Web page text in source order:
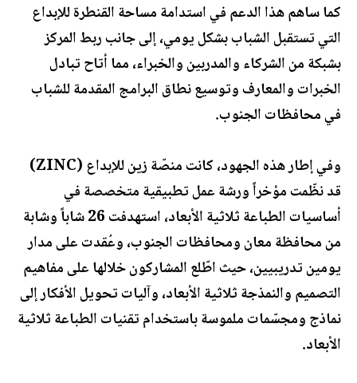
كما ساهم هذا الدعم في استدامة مساحة القنطرة للإبداع
التي تستقبل الشباب بشكل يومي، إلى جانب ربط المركز
بشبكة من الشركاء والمدربين والخبراء، مما أتاح تبادل
الخبرات والمعارف وتوسيع نطاق البرامج المقدمة للشباب
في محافظات الجنوب.
وفي إطار هذه الجهود، كانت منصّة زين للإبداع (ZINC)
قد نظّمت مؤخراً ورشة عمل تطبيقية متخصصة في
أساسيات الطباعة ثلاثية الأبعاد، استهدفت 26 شاباً وشابة
من محافظة معان ومحافظات الجنوب، وعُقدت على مدار
يومين تدريبيين، حيث اطّلع المشاركون خلالها على مفاهيم
التصميم والنمذجة ثلاثية الأبعاد، وآليات تحويل الأفكار إلى
نماذج ومجسّمات ملموسة باستخدام تقنيات الطباعة ثلاثية
الأبعاد.